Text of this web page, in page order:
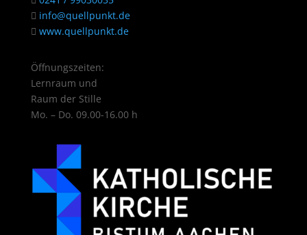
info@quellpunkt.de
www.quellpunkt.de
Öffnungszeiten:
Lernraum und
Raum der Stille
Mo. – Do. 09.00-16.00 h